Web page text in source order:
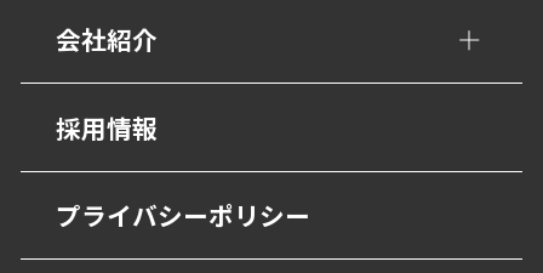
避難・誘導
グレーチング・側溝
抗菌・抗ウイルス技術
BEP・ステンレス仕上げ
医療施設
福祉・高齢者施設
宿泊・観光施設
商業・オフィス施設
物流・産業施設
会社紹介
会社概要
営業所
沿革
採用情報
プライバシーポリシー